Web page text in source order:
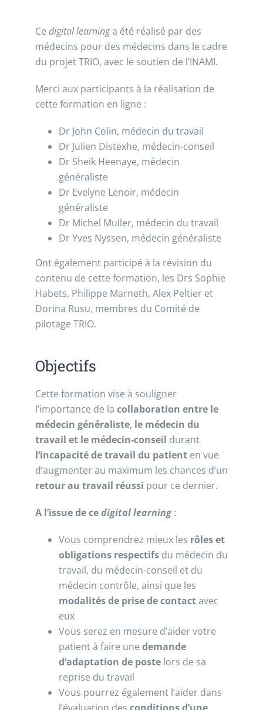
Ce digital learninga été réalisé par des
médecins pour des médecins dans le cadre
du projet TRIO, avec le soutien de l’INAMI.
Merci aux participants à la réalisation de
cette formation en ligne :
Dr John Colin, médecin du travail
Dr Julien Distexhe, médecin-conseil
Dr Sheik Heenaye, médecin
généraliste
Dr Evelyne Lenoir, médecin
généraliste
Dr Michel Muller, médecin du travail
Dr Yves Nyssen, médecin généraliste
Ont également participé à la révision du
contenu de cette formation, les Drs Sophie
Habets, Philippe Marneth, Alex Peltier et
Dorina Rusu, membres du Comité de
pilotage TRIO.
Objectifs
Cette formation vise à souligner
l’importance de la collaboration entre le
médecin généraliste, le médecin du
travail et le médecin-conseil durant
l’incapacité de travail du patient en vue
d’augmenter au maximum les chances d’un
retour au travail réussi pour ce dernier.
A l’issue de cedigitallearning :
Vous comprendrez mieux les rôles et
obligations respectifs du médecin du
travail, du médecin-conseil et du
médecin contrôle, ainsi que les
modalités de prise de contactavec
eux
Vous serez en mesure d’aider votre
patient à faire une demande
d’adaptation de poste lors de sa
reprise du travail
Vous pourrez également l’aider dans
l’évaluation des conditions d’une